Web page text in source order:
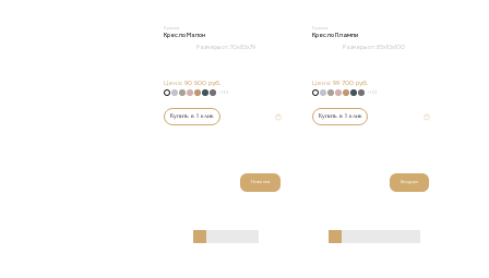
Кресла
Кресло Мэлон
Размеры от:70x83x79
Цена: 90 800 руб.
+152
Купить в 1 клик
Кресла
Кресло Плампи
Размеры от: 85x113x100
Цена:99 700 руб.
+152
Купить в 1 клик
Новинка Шоурум